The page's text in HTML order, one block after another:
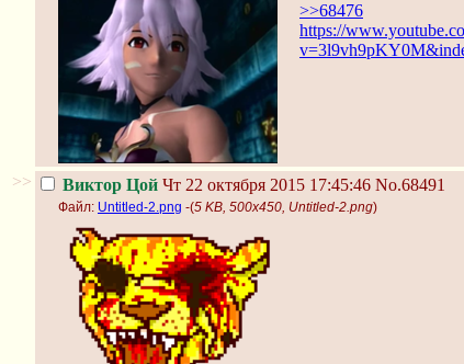
>>68476
https://
>> Виктор Цой Чт 22 октября 2015 17:45:46 No.68491
Файл: Untitled-2.png -(5 KB, 500x450, Untitled-2.png)